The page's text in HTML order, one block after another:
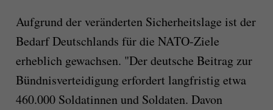
Aufgrund der veränderten Sicherheitslage ist der
Bedarf Deutschlands für die NATO-Ziele
erheblich gewachsen. "Der deutsche Beitrag zur
Bündnisverteidigung erfordert langfristig etwa
460.000 Soldatinnen und Soldaten. Davon